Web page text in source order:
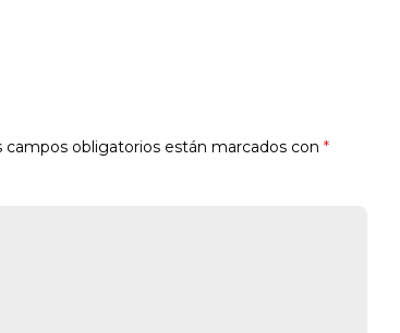
campos obligatorios están marcados con *